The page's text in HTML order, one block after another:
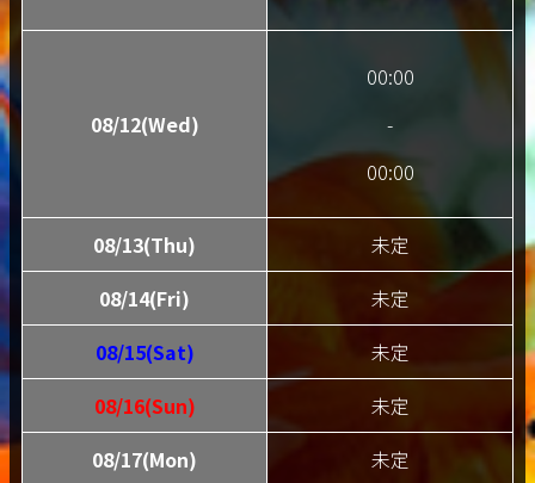
08/12(Wed)
00:00
-
00:00
08/13(Thu)
未定
08/14(Fri)
未定
08/15(Sat)
未定
08/16(Sun)
未定
08/17(Mon)
未定